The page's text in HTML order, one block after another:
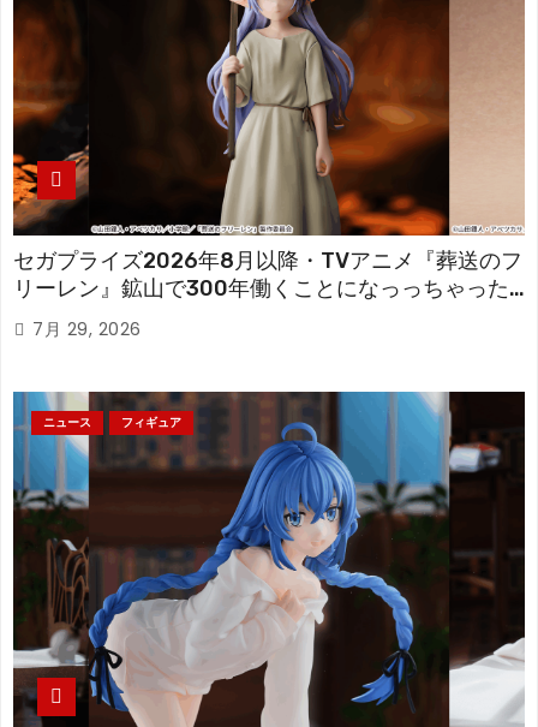
セガプライズ2026年8月以降・TVアニメ『葬送のフ
リーレン』鉱山で300年働くことになっっちゃった
「フリーレン」を立体化！
7月 29, 2026
ニュース フィギュア